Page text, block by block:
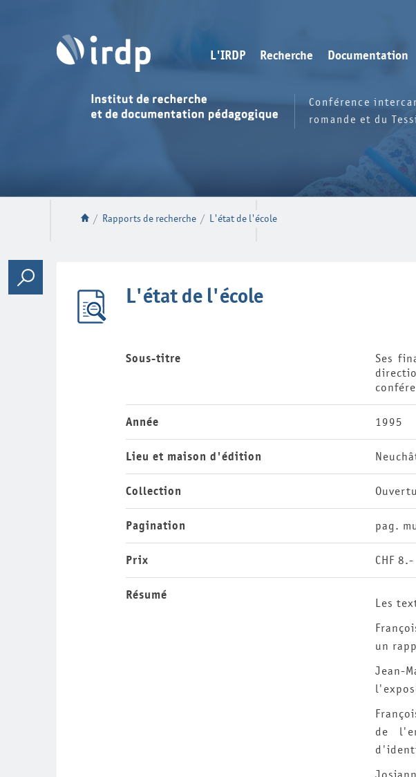
L'IRDP Recherche Documentation
Conférence
romande et du
/ Rapports de recherche / L'état de l'école
L'état de l'école
Sous-titre
Ses
Année 1995
Lieu et maison d'édition
Collection
Pagination pag.
Prix CHF 8.-
Résumé
Les
un
Jean-
de